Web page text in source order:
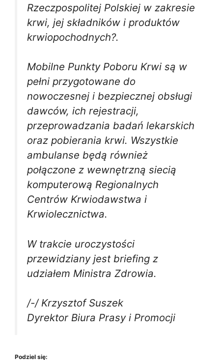
Rzeczpospolitej Polskiej w zakresie
krwi, jej składników i produktów
krwiopochodnych?.
Mobilne Punkty Poboru Krwi są w
pełni przygotowane do
nowoczesnej i bezpiecznej obsługi
dawców, ich rejestracji,
przeprowadzania badań lekarskich
oraz pobierania krwi. Wszystkie
ambulanse będą również
połączone z wewnętrzną siecią
komputerową Regionalnych
Centrów Krwiodawstwa i
Krwiolecznictwa.
W trakcie uroczystości
przewidziany jest briefing z
udziałem Ministra Zdrowia.
/-/ Krzysztof Suszek
Dyrektor Biura Prasy i Promocji
Podziel się: